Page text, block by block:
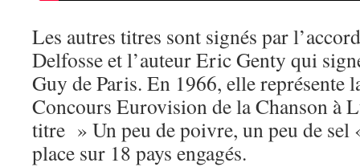
Les autres titres sont signés par
Delfosse et l’auteur Eric Genty qui
Guy de Paris. En 1966, elle représente
Concours Eurovision de la Chanson à
titre » Un peu de poivre, un peu de sel
place sur 18 pays engagés.